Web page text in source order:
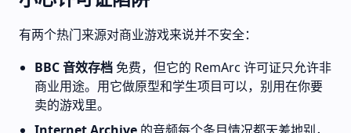
有两个热门来源对商业游戏来说并不安全：
BBC 音效存档 免费，但它的 RemArc 许可证只允许非
商业用途。用它做原型和学生项目可以，别用在你要
卖的游戏里。